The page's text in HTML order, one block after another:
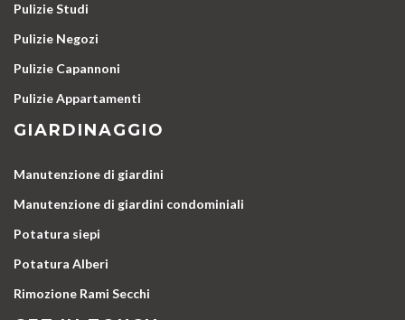
Pulizie Studi
Pulizie Negozi
Pulizie Capannoni
Pulizie Appartamenti
GIARDINAGGIO
Manutenzione di giardini
Manutenzione di giardini condominiali
Potatura siepi
Potatura Alberi
Rimozione Rami Secchi